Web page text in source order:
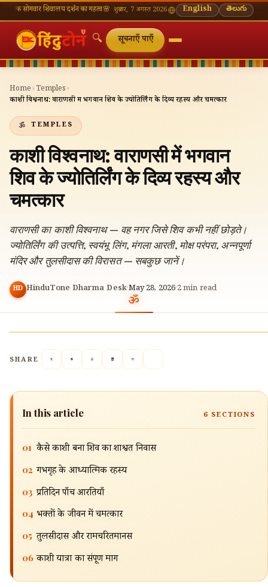
शिवालय दर्शन का महत्व🌸 गणेश चतुर्थी — भाद्रपद शुक्ल चतुर्थी⛩ काशी विश्वनाथ — आज के
शुक्रवार, 7 अगस्त 2026 English తెలుగు
🔍
🔍
सूचनाएँ पाएँ
Home ›Temples ›
काशी विश्वनाथ: वाराणसी में भगवान शिव के ज्योतिर्लिंग के दिव्य रहस्य और चमत्कार
TEMPLES
काशी विश्वनाथ: वाराणसी में भगवान
शिव के ज्योतिर्लिंग के दिव्य रहस्य और
चमत्कार
वाराणसी का काशी विश्वनाथ — वह नगर जिसे शिव कभी नहीं छोड़ते।
ज्योतिर्लिंग की उत्पत्ति, स्वयंभू लिंग, मंगला आरती, मोक्ष परंपरा, अन्नपूर्णा
मंदिर और तुलसीदास की विरासत — सबकुछ जानें।
HD HinduTone Dharma Desk·May 28, 2026·2min read
SHARE
In this article 6 SECTIONS
01 कैसे काशी बना शिव का शाश्वत निवास
02 गर्भगृह के आध्यात्मिक रहस्य
03 प्रतिदिन पाँच आरतियाँ
04 भक्तों के जीवन में चमत्कार
05 तुलसीदास और रामचरितमानस
06 काशी यात्रा का संपूर्ण मार्ग